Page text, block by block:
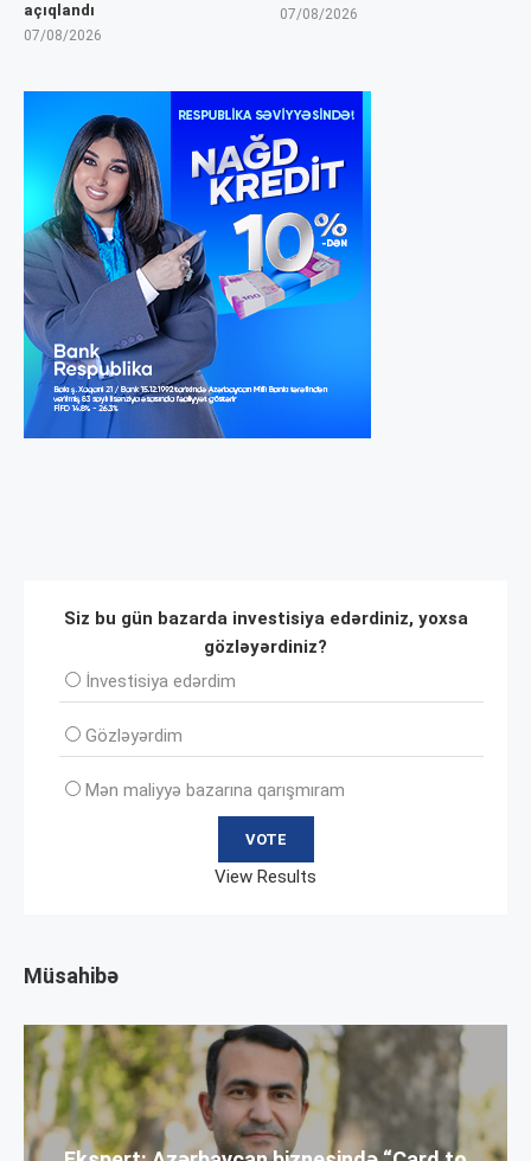
açıqlandı
07/08/2026
07/08/2026
Siz bu gün bazarda investisiya edərdiniz, yoxsa
gözləyərdiniz?
İnvеstisiya edərdim
Gözləyərdim
Mən maliyyə bazarına qarışmıram
View Results
Müsahibə